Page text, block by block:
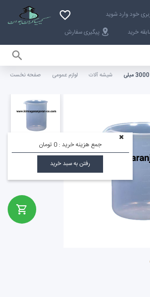
خود وارد شوید
خرید پیگیری سفارش
جمع هزینه خرید :
رفتن به سبد خرید
صفحه نخست صفحه نخست لوازم عمومی شیشه آلات